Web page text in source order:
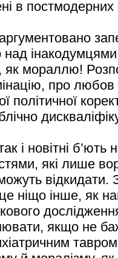
в постмодерних
над
мораллю!
про любов
політичної
і новітні
які лише
відкидати.
ніщо інше, як
якщо не